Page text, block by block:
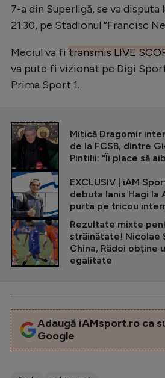
7-a din Superligă, se va disputa
21.30, pe Stadionul ”Francisc
Meciul va fi transmis LIVE
va pute fi vizionat pe Digi
Prima Sport 1.
CITEȘTE ȘI
Mitică Dragomir
de la FCSB, dintre
Pintilii: "Îi place să
EXCLUSIV | iAM
debuta Ianis Hagi la
purta pe tricou
Rezultate mixte
străinătate! Nicolae
China, Rădoi obține
egalitate
Adaugă iAMsport.ro ca
Google